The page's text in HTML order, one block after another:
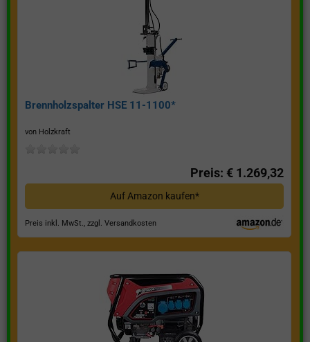
Brennholzspalter HSE 11-1100*
von Holzkraft
Preis: € 1.269,32
Auf Amazon kaufen*
Preis inkl. MwSt., zzgl. Versandkosten